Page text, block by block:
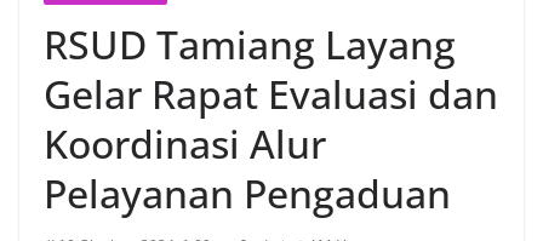
RSUD Tamiang Layang
Gelar Rapat Evaluasi dan
Koordinasi Alur
Pelayanan Pengaduan